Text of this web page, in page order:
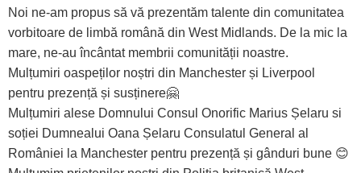
Noi ne-am propus să vă prezentăm talente din comunitatea
vorbitoare de limbă română din West Midlands. De la mic la
mare, ne-au încântat membrii comunității noastre.
Mulțumiri oaspeților noștri din Manchester și Liverpool
pentru prezență și susținere🤗
Mulțumiri alese Domnului Consul Onorific Marius Șelaru si
soției Dumnealui Oana Șelaru Consulatul General al
României la Manchester pentru prezență și gânduri bune 😊